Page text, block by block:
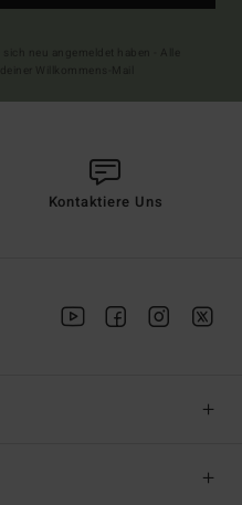
Kontaktiere Uns